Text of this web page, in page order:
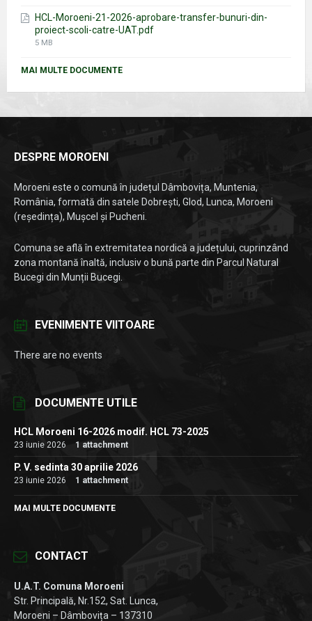
HCL-Moroeni-21-2026-aprobare-transfer-bunuri-din-
proiect-scoli-catre-UAT.pdf
File
5 MB
MAI MULTE DOCUMENTE
DESPRE MOROENI
Moroeni este o comună în județul Dâmbovița, Muntenia,
România, formată din satele Dobrești, Glod, Lunca, Moroeni
(reședința), Mușcel și Pucheni.
Comuna se află în extremitatea nordică a județului, cuprinzând
zona montană înaltă, inclusiv o bună parte din Parcul Natural
Bucegi din Munții Bucegi.
EVENIMENTE VIITOARE
There are no events
DOCUMENTE UTILE
HCL Moroeni 16-2026 modif. HCL 73-2025
23 iunie 2026 1 attachment
P. V. sedinta 30 aprilie 2026
23 iunie 2026 1 attachment
MAI MULTE DOCUMENTE
CONTACT
U.A.T. Comuna Moroeni
Str. Principală, Nr.152, Sat. Lunca,
Moroeni – Dâmbovița – 137310